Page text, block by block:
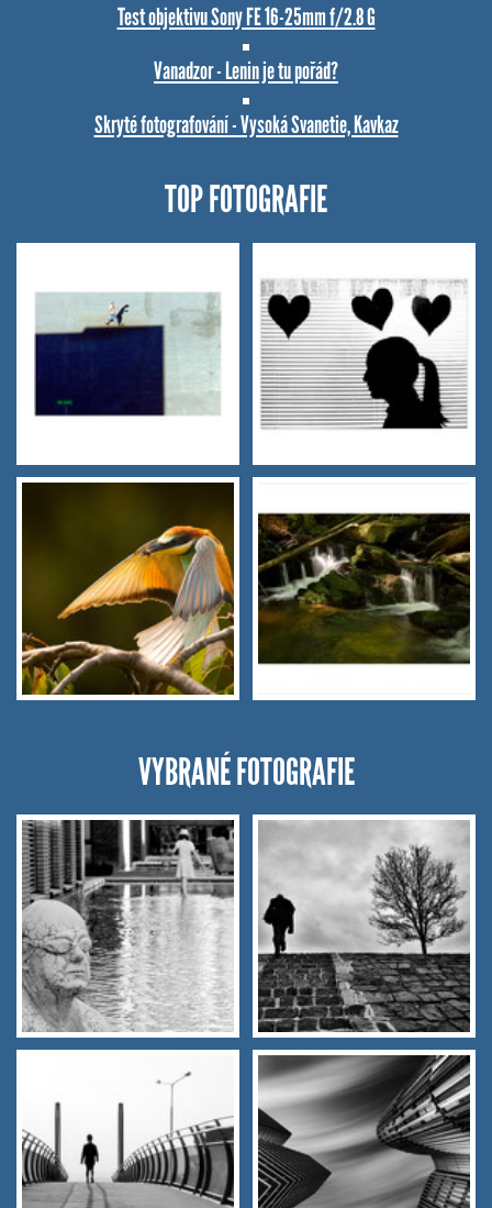
Test objektivu Sony FE 16-25mm f/2.8 G
Vanadzor - Lenin je tu pořád?
Skryté fotografování - Vysoká Svanetie, Kavkaz
TOP FOTOGRAFIE
VYBRANÉ FOTOGRAFIE